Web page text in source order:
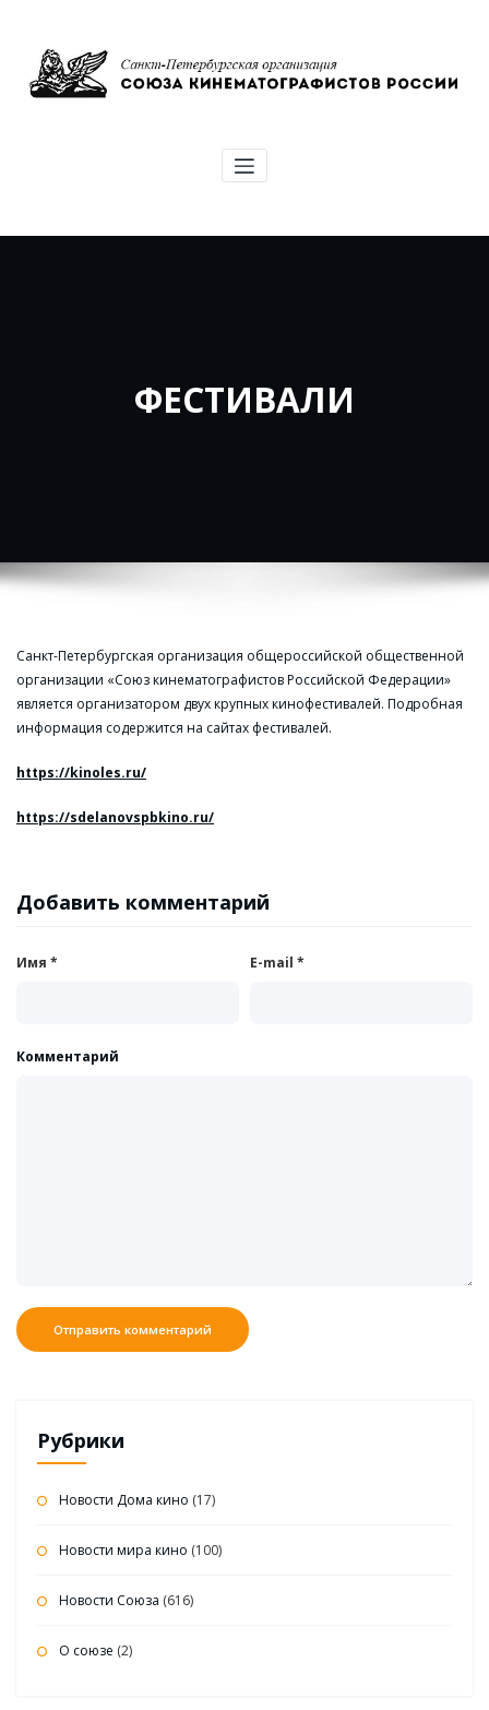
содержимому
Союз кинематографистов Санкт-
Петербурга
ФЕСТИВАЛИ
Санкт-Петербургская организация общероссийской общественной
организации «Союз кинематографистов Российской Федерации»
является организатором двух крупных кинофестивалей. Подробная
информация содержится на сайтах фестивалей.
https://kinoles.ru/
https://sdelanovspbkino.ru/
Добавить комментарий
Имя * E-mail *
Комментарий
Рубрики
Новости Дома кино (17)
Новости мира кино (100)
Новости Союза (616)
О союзе (2)